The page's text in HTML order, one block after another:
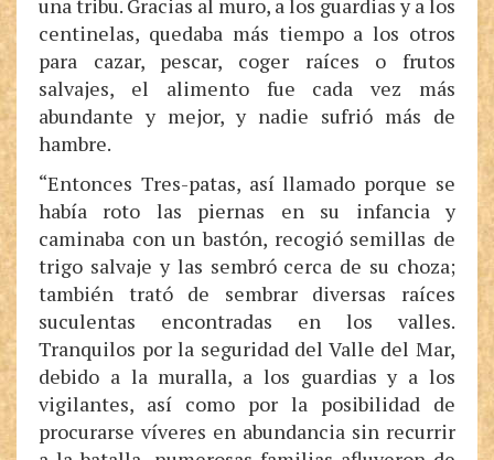
una tribu. Gracias al muro, a los guardias y a los
centinelas, quedaba más tiempo a los otros
para cazar, pescar, coger raíces o frutos
salvajes, el alimento fue cada vez más
abundante y mejor, y nadie sufrió más de
hambre.
“Entonces Tres-patas, así llamado porque se
había roto las piernas en su infancia y
caminaba con un bastón, recogió semillas de
trigo salvaje y las sembró cerca de su choza;
también trató de sembrar diversas raíces
suculentas encontradas en los valles.
Tranquilos por la seguridad del Valle del Mar,
debido a la muralla, a los guardias y a los
vigilantes, así como por la posibilidad de
procurarse víveres en abundancia sin recurrir